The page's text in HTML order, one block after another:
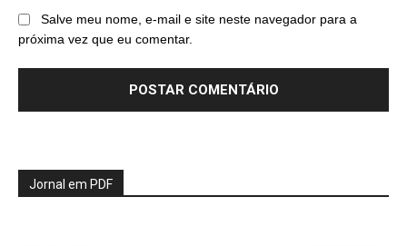
Salve meu nome, e-mail e site neste navegador para a
próxima vez que eu comentar.
Jornal em PDF